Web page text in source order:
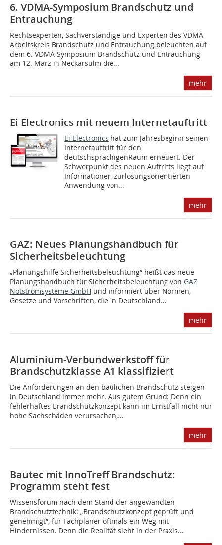
6. VDMA-Symposium Brandschutz und
Entrauchung
Rechtsexperten, Sachverständige und Experten des VDMA
Arbeitskreis Brandschutz und Entrauchung beleuchten auf
dem 6. VDMA-Symposium Brandschutz und Entrauchung
am 12. März in Neckarsulm die...
mehr
Ei Electronics mit neuem Internetauftritt
Ei Electronics hat zum Jahresbeginn seinen
Internetauftritt für den
deutschsprachigenRaum erneuert. Der
Schwerpunkt des neuen Auftritts liegt auf
Informationen zurlösungsorientierten
Anwendung von...
mehr
GAZ: Neues Planungshandbuch für
Sicherheitsbeleuchtung
„Planungshilfe Sicherheitsbeleuchtung“ heißt das neue
Planungshandbuch für Sicherheitsbeleuchtung von GAZ
Notstromsysteme GmbH und informiert über Normen,
Gesetze und Vorschriften, die in Deutschland...
mehr
Aluminium-Verbundwerkstoff für
Brandschutzklasse A1 klassifiziert
Die Anforderungen an den baulichen Brandschutz steigen
in Deutschland immer mehr. Aus gutem Grund: Denn ein
fehlerhaftes Brandschutzkonzept kann im Ernstfall nicht nur
hohe Sachschäden verursachen,...
mehr
Bautec mit InnoTreff Brandschutz:
Programm steht fest
Wissensforum nach dem Stand der angewandten
Brandschutztechnik: „Brandschutzkonzept geprüft und
genehmigt“, für Fachplaner oftmals ein Weg mit
Hindernissen. Denn die Realität sieht in der Praxis...